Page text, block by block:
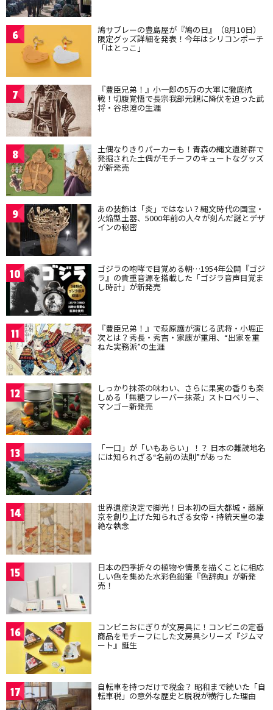
6 鳩サブレーの豊島屋が『鳩の日』（8月10日）
限定グッズ詳細を発表！今年はシリコンポーチ
「はとっこ」
7 『豊臣兄弟！』小一郎の5万の大軍に徹底抗
戦！切腹覚悟で長宗我部元親に降伏を迫った武
将・谷忠澄の生涯
8 土偶なりきりパーカーも！青森の縄文遺跡群で
発掘された土偶がモチーフのキュートなグッズ
が新発売
9 あの装飾は「炎」ではない？縄文時代の国宝・
火焔型土器、5000年前の人々が刻んだ謎とデザ
インの秘密
10 ゴジラの咆哮で目覚める朝…1954年公開『ゴジ
ラ』の貴重音源を搭載した「ゴジラ音声目覚ま
し時計」が新発売
11 『豊臣兄弟！』で萩原護が演じる武将・小堀正
次とは？秀長・秀吉・家康が重用、“出家を重
ねた実務派”の生涯
12 しっかり抹茶の味わい、さらに果実の香りも楽
しめる「無糖フレーバー抹茶」ストロベリー、
マンゴー新発売
13 「一口」が「いもあらい」！？ 日本の難読地名
には知られざる“名前の法則”があった
14 世界遺産決定で脚光！日本初の巨大都城・藤原
京を創り上げた知られざる女帝・持統天皇の凄
絶な執念
15 日本の四季折々の植物や情景を描くことに相応
しい色を集めた水彩色鉛筆『色辞典』が新発
売！
16 コンビニおにぎりが文房具に！コンビニの定番
商品をモチーフにした文房具シリーズ『ジムマ
ート』誕生
17 自転車を持つだけで税金？ 昭和まで続いた「自
転車税」の意外な歴史と脱税が横行した理由